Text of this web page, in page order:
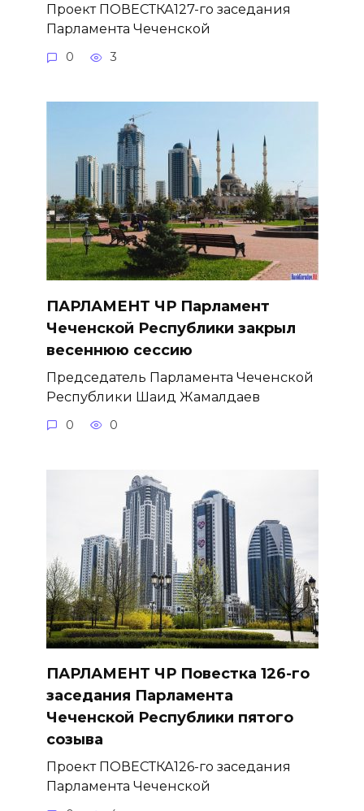
Проект ПОВЕСТКА127-го заседания
Парламента Чеченской
0 3
ПАРЛАМЕНТ ЧР Парламент
Чеченской Республики закрыл
весеннюю сессию
Председатель Парламента Чеченской
Республики Шаид Жамалдаев
0 0
ПАРЛАМЕНТ ЧР Повестка 126-го
заседания Парламента
Чеченской Республики пятого
созыва
Проект ПОВЕСТКА126-го заседания
Парламента Чеченской